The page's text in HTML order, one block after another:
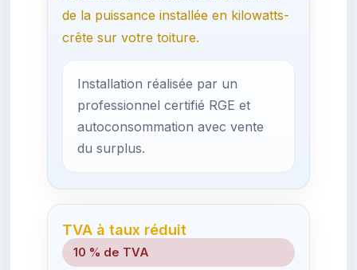
de la puissance installée en kilowatts-
crête sur votre toiture.
Installation réalisée par un
professionnel certifié RGE et
autoconsommation avec vente
du surplus.
TVA à taux réduit
10 % de TVA